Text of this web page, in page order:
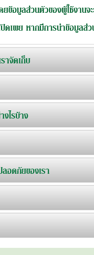
ข้อมูลส่วนตัวของผู้ใช้งาน
ดเผย หากมีการนำข้อมูล
าจัดเก็บ
ไรบ้าง
อดภัยของเรา